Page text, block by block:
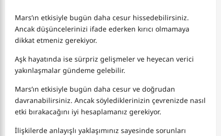
Mars’ın etkisiyle bugün daha cesur hissedebilirsiniz.
Ancak düşüncelerinizi ifade ederken kırıcı olmamaya
dikkat etmeniz gerekiyor.
Aşk hayatında ise sürpriz gelişmeler ve heyecan verici
yakınlaşmalar gündeme gelebilir.
Mars’ın etkisiyle bugün daha cesur ve doğrudan
davranabilirsiniz. Ancak söylediklerinizin çevrenizde nasıl
etki bırakacağını iyi hesaplamanız gerekiyor.
İlişkilerde anlayışlı yaklaşımınız sayesinde sorunları